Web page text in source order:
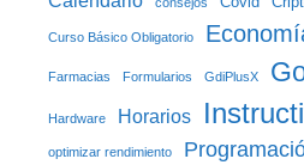
Curso Básico Obligatorio
Farmacias Formularios GdiPlusX
Hardware Horarios
optimizar rendimiento